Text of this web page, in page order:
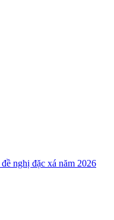
nghị đặc xá năm 2026